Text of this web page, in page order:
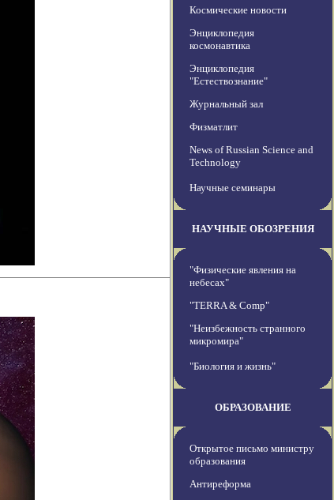
Космические новости
Энциклопедия
космонавтика
Энциклопедия
"Естествознание"
Журнальный зал
Физматлит
News of Russian Science and
Technology
Научные семинары
НАУЧНЫЕ ОБОЗРЕНИЯ
"Физические явления на
небесах"
"TERRA & Comp"
"Неизбежность странного
микромира"
"Биология и жизнь"
ОБРАЗОВАНИЕ
Открытое письмо министру
образования
Антиреформа